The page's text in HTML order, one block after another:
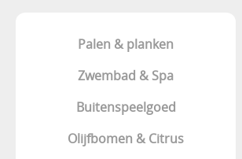
Palen & planken
Zwembad & Spa
Buitenspeelgoed
Olijfbomen & Citrus